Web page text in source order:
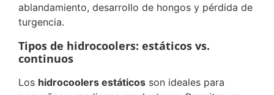
ablandamiento, desarrollo de hongos y pérdida de
turgencia.
Tipos de hidrocoolers: estáticos vs.
continuos
Los hidrocoolers estáticos son ideales para